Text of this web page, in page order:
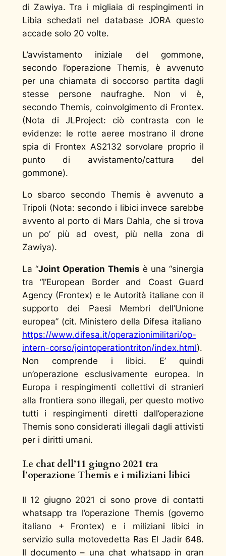
di Zawiya. Tra i migliaia di respingimenti in
Libia schedati nel database JORA questo
accade solo 20 volte.
L’avvistamento iniziale del gommone,
secondo l’operazione Themis, è avvenuto
per una chiamata di soccorso partita dagli
stesse persone naufraghe. Non vi è,
secondo Themis, coinvolgimento di Frontex.
(Nota di JLProject: ciò contrasta con le
evidenze: le rotte aeree mostrano il drone
spia di Frontex AS2132 sorvolare proprio il
punto di avvistamento/cattura del
gommone).
Lo sbarco secondo Themis è avvenuto a
Tripoli (Nota: secondo i libici invece sarebbe
avvento al porto di Mars Dahla, che si trova
un po’ più ad ovest, più nella zona di
Zawiya).
La “Joint Operation Themis è una “sinergia
tra “l’European Border and Coast Guard
Agency (Frontex) e le Autorità italiane con il
supporto dei Paesi Membri dell’Unione
europea” (cit. Ministero della Difesa italiano
https://www.difesa.it/operazionimilitari/op-
intern-corso/jointoperationtriton/index.html).
Non comprende i libici. E’ quindi
un’operazione esclusivamente europea. In
Europa i respingimenti collettivi di stranieri
alla frontiera sono illegali, per questo motivo
tutti i respingimenti diretti dall’operazione
Themis sono considerati illegali dagli attivisti
per i diritti umani.
Le chat dell’11 giugno 2021 tra
l’operazione Themis e i miliziani libici
Il 12 giugno 2021 ci sono prove di contatti
whatsapp tra l’operazione Themis (governo
italiano + Frontex) e i miliziani libici in
servizio sulla motovedetta Ras El Jadir 648.
Il documento – una chat whatsapp in gran